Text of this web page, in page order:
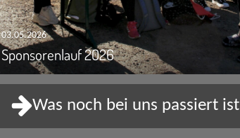
Sponsorenlauf 2026
03.05.2026
Was noch bei uns passiert ist